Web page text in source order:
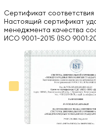
03.09.2024
Вся работа выполнена в
Больше отзывов на
Сертификат соответствия
Настоящий сертификат
менеджмента качества
ИСО 9001-2015 (ISO